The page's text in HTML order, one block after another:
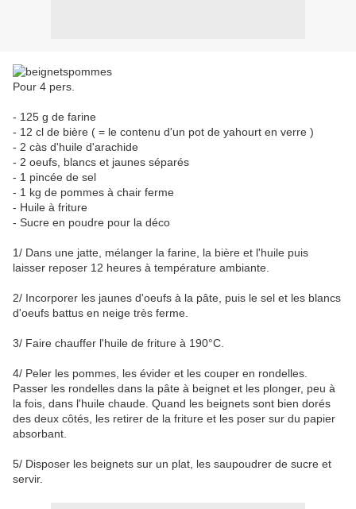
Pour 4 pers.
- 125 g de farine
- 12 cl de bière ( = le contenu d'un pot de yahourt en verre )
- 2 càs d'huile d'arachide
- 2 oeufs, blancs et jaunes séparés
- 1 pincée de sel
- 1 kg de pommes à chair ferme
- Huile à friture
- Sucre en poudre pour la déco
1/ Dans une jatte, mélanger la farine, la bière et l'huile puis
laisser reposer 12 heures à température ambiante.
2/ Incorporer les jaunes d'oeufs à la pâte, puis le sel et les blancs
d'oeufs battus en neige très ferme.
3/ Faire chauffer l'huile de friture à 190°C.
4/ Peler les pommes, les évider et les couper en rondelles.
Passer les rondelles dans la pâte à beignet et les plonger, peu à
la fois, dans l'huile chaude. Quand les beignets sont bien dorés
des deux côtés, les retirer de la friture et les poser sur du papier
absorbant.
5/ Disposer les beignets sur un plat, les saupoudrer de sucre et
servir.